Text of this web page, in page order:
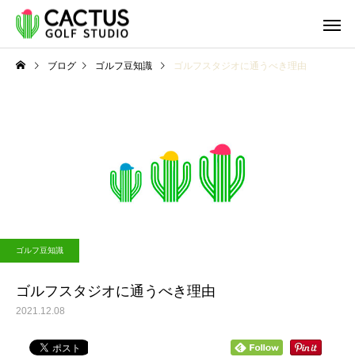
ゴルフ豆知識
パターの打ち方 基本の打
ち方をおさらいしましょ
う！Part２
ブログ ゴルフ豆知識 ゴルフスタジオに通うべき理由
ゴルフ豆知識
ゴルフスタジオに通うべき理由
2021.12.08